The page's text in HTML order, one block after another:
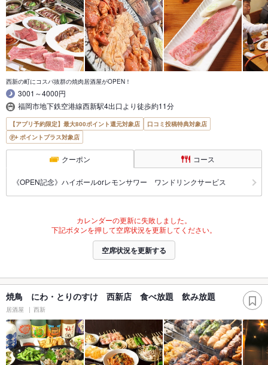
西新の町にコスパ抜群の焼肉居酒屋がOPEN！
3001～4000円
福岡市地下鉄空港線西新駅4出口より徒歩約11分
【アプリ予約限定】最大800ポイント還元対象店
口コミ投稿特典対象店
ポイントプラス対象店
クーポン コース
《OPEN記念》ハイボールorレモンサワー ワンドリンクサービス
カレンダーの更新に失敗しました。
下記ボタンを押して空席状況を更新してください。
空席状況を更新する
焼鳥 にわ・とりのすけ 西新店 食べ放題 飲み放題
居酒屋 西新